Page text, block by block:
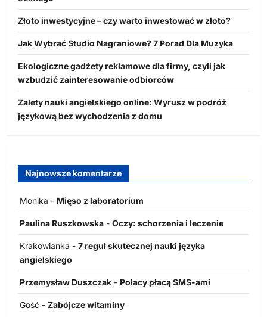
Złoto inwestycyjne – czy warto inwestować w złoto?
Jak Wybrać Studio Nagraniowe? 7 Porad Dla Muzyka
Ekologiczne gadżety reklamowe dla firmy, czyli jak
wzbudzić zainteresowanie odbiorców
Zalety nauki angielskiego online: Wyrusz w podróż
językową bez wychodzenia z domu
Najnowsze komentarze
Monika - Mięso z laboratorium
Paulina Ruszkowska - Oczy: schorzenia i leczenie
Krakowianka - 7 reguł skutecznej nauki języka
angielskiego
Przemysław Duszczak - Polacy płacą SMS-ami
Gość - Zabójcze witaminy